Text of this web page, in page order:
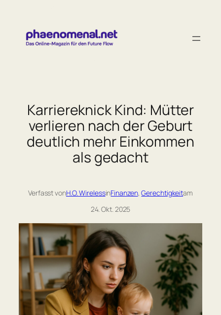
springen
Karriereknick Kind: Mütter
verlieren nach der Geburt
deutlich mehr Einkommen
als gedacht
Verfasst vonH.O. WirelessinFinanzen, Gerechtigkeitam
24. Okt. 2025